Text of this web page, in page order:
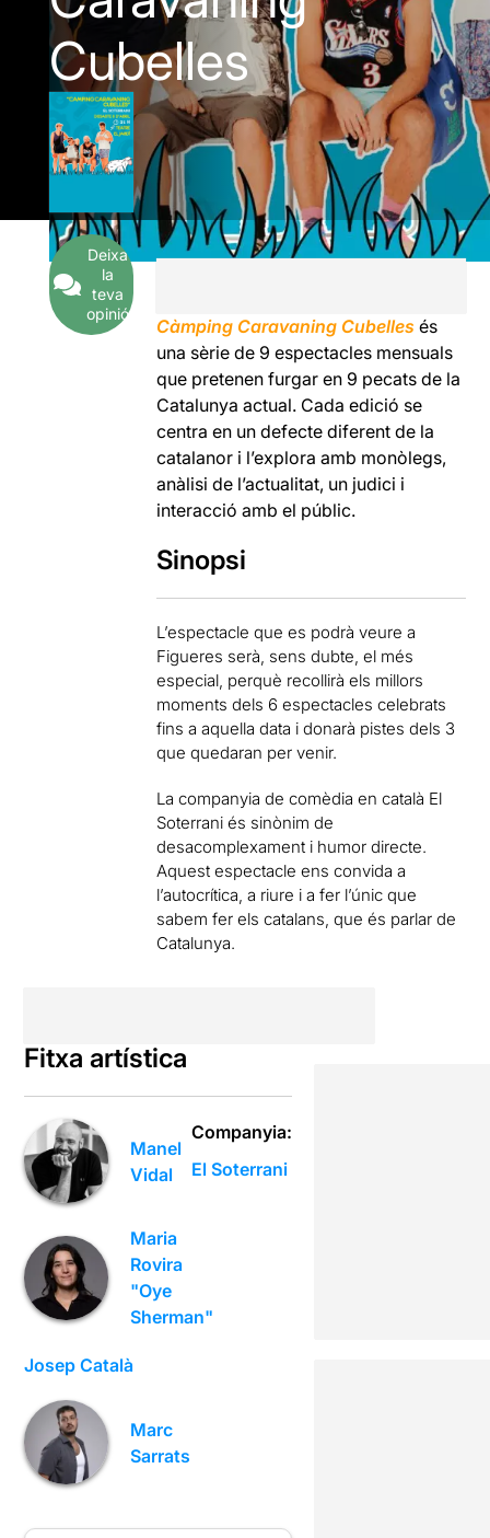
Cubelles
Deixa
la
teva
opinió
Càmping Caravaning Cubelles és
una sèrie de 9 espectacles mensuals
que pretenen furgar en 9 pecats de la
Catalunya actual. Cada edició se
centra en un defecte diferent de la
catalanor i l’explora amb monòlegs,
anàlisi de l’actualitat, un judici i
interacció amb el públic.
Sinopsi
L’espectacle que es podrà veure a
Figueres serà, sens dubte, el més
especial, perquè recollirà els millors
moments dels 6 espectacles celebrats
fins a aquella data i donarà pistes dels 3
que quedaran per venir.
La companyia de comèdia en català El
Soterrani és sinònim de
desacomplexament i humor directe.
Aquest espectacle ens convida a
l’autocrítica, a riure i a fer l’únic que
sabem fer els catalans, que és parlar de
Catalunya.
Fitxa artística
Manel
Vidal
Maria
Rovira
"Oye
Sherman"
Josep Català
Marc
Sarrats
Companyia:
El Soterrani